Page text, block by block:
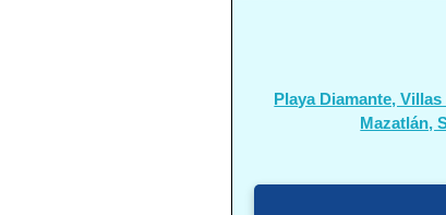
Playa Diamante, Villas
Mazatlán,